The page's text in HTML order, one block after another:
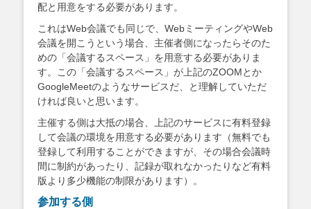
配と用意をする必要があります。
これはWeb会議でも同じで、WebミーティングやWeb
会議を開こうという場合、主催者側になったらそのた
めの「会議するスペース」を用意する必要がありま
す。この「会議するスペース」が上記のZOOMとか
GoogleMeetのようなサービスだ、と理解していただ
ければ良いと思います。
主催する側は大抵の場合、上記のサービスに有料登録
して会議の環境を用意する必要があります（無料でも
登録して利用することができますが、その場合会議時
間に制約があったり、記録が取れなかったりなど有料
版より多少機能の制限があります）。
参加する側